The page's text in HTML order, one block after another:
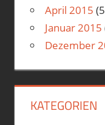
April 2015
Januar 2015
Dezember
KATEGORIEN